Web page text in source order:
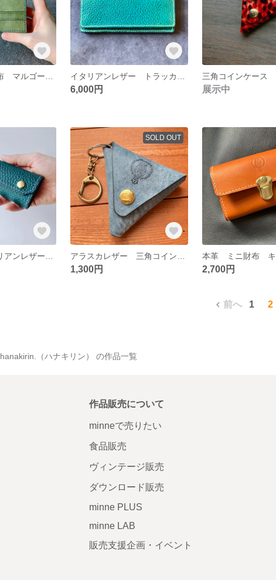
6,000円 展示中
SOLD OUT
1,300円 2,700円
前へ 1 2
hanakirin.（ハナキリン） の作品一覧
作品販売について
minneで売りたい
食品販売
ヴィンテージ販売
ダウンロード販売
minne PLUS
minne LAB
販売支援企画・イベント